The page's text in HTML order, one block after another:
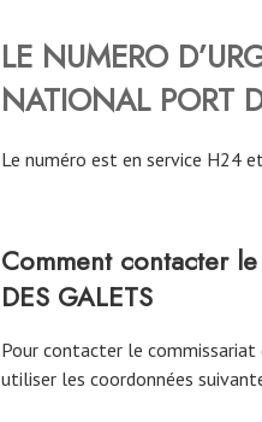
LE NUMERO
NATIONAL PORT
Le numéro est en service H24
Comment contacter
DES GALETS
Pour contacter le commissariat
utiliser les coordonnées